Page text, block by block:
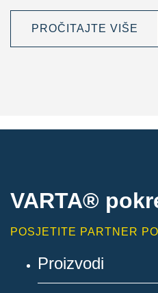
PROČITAJTE VIŠE
VARTA®
POSJETITE PARTNER
Proizvodi